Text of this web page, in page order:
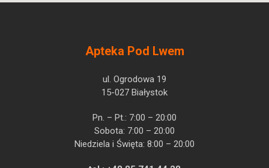
Apteka Pod Lwem
ul. Ogrodowa 19
15-027 Białystok
Pn. – Pt.: 7:00 – 20:00
Sobota: 7:00 – 20:00
Niedziela i Święta: 8:00 – 20:00